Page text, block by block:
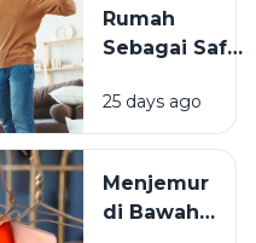
Terasa
Istimewa?
Rumah
Sebagai Safe
Mengapa
Lingkungan
Tinggal yang
Bersih
25 days ago
Menjemur
di Bawah